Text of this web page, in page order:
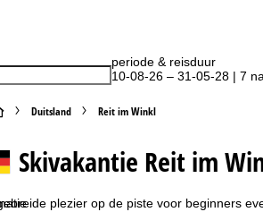
periode & reisduur
10-08-26 – 31-05-28 | 7
S
t
Duitsland Reit im Winkl
Skivakantie Reit im
plezier op de piste voor beginners